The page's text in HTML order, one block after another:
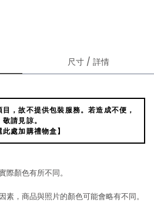
尺寸 / 詳情
，故不提供包裝服務。若造成不便，
敬請見諒。
此處加購禮物盒】
顏色有所不同。
，商品與照片的顏色可能會略有不同。